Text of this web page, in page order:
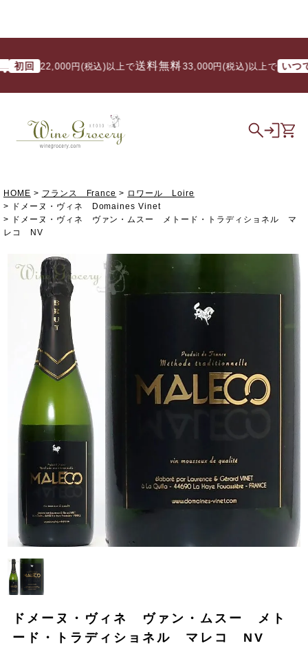
22,000円(税込)以上で送料無料/ 33,000円(税込)以上で いつでも
HOME フランス France
ロワール Loire
ドメーヌ・ヴィネ Domaines Vinet
ドメーヌ・ヴィネ ヴァン・ムスー メトード・トラディショネル マ
レコ NV
ドメーヌ・ヴィネ ヴァン・ムスー メト
ード・トラディショネル マレコ NV